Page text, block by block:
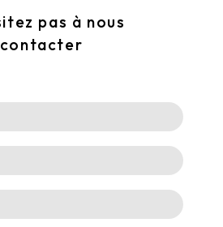
pas à nous
contacter